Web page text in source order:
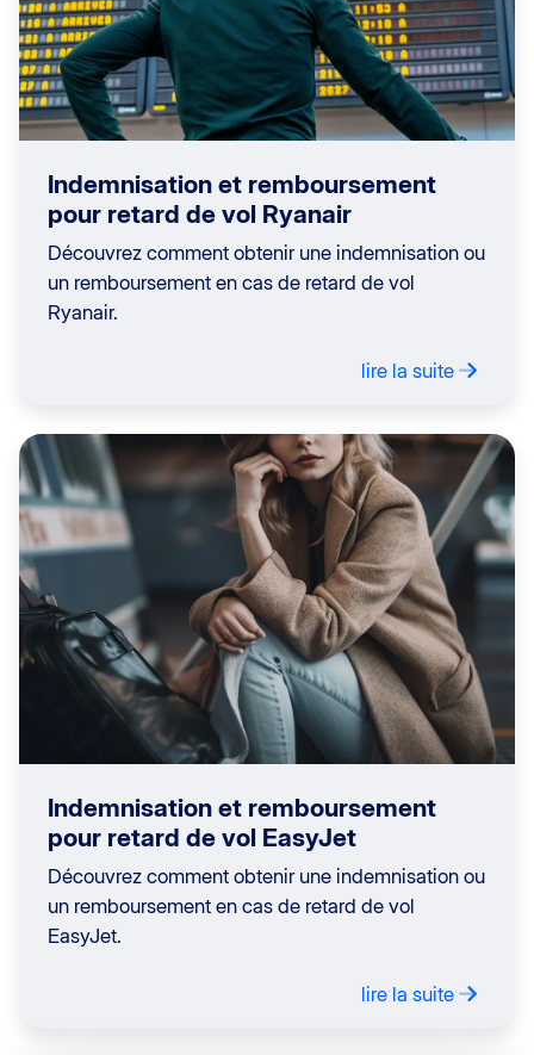
Indemnisation et remboursement
pour retard de vol Ryanair
Découvrez comment obtenir une indemnisation ou
un remboursement en cas de retard de vol
Ryanair.
lire la suite
Indemnisation et remboursement
pour retard de vol EasyJet
Découvrez comment obtenir une indemnisation ou
un remboursement en cas de retard de vol
EasyJet.
lire la suite